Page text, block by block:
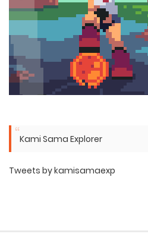
Kami Sama Explorer
Tweets by kamisamaexp